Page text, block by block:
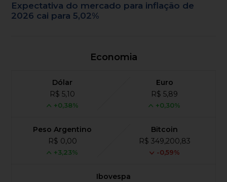
Expectativa do mercado para inflação de
2026 cai para 5,02%
Economia
Dólar
R$ 5,10
+0,38%
Euro
R$ 5,89
+0,30%
Peso Argentino
R$ 0,00
+3,23%
Bitcoin
R$ 349,200,83
-0,59%
Ibovespa